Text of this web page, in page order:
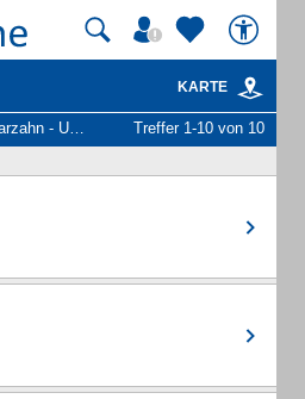
KARTE
und Personen Treffer 1-10 von 10